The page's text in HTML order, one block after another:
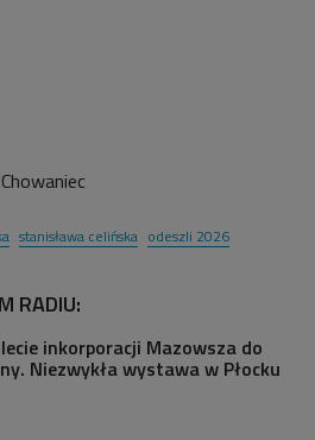
stanisława celińska odeszli 2026
RADIU:
inkorporacji Mazowsza do
Niezwykła wystawa w Płocku